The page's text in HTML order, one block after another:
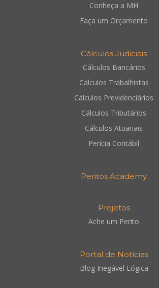
Conheça a MH
Faça um Orçamento
Cálculos Judiciais
Cálculos Bancários
Cálculos Trabalhistas
Cálculos Previdenciários
Cálculos Tributários
Cálculos Atuariais
Perícia Contábil
Peritos Academy
Projetos
Ache um Perito
Portal de Notícias
Blog Inegável Lógica